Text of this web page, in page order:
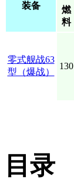
装备
燃
料
零式舰战63
型（爆战）
130
目录